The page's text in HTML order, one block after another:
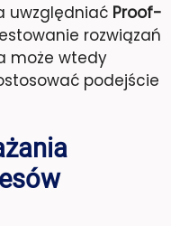
uwzględniać Proof-
rozwiązań
może wtedy
podejście